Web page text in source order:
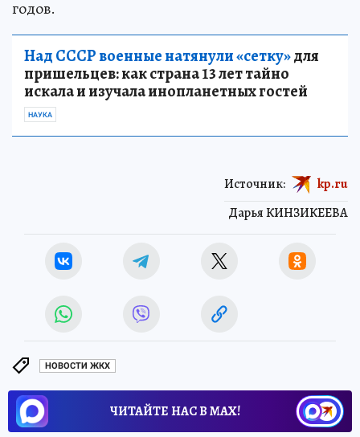
годов.
Над СССР военные натянули «сетку»для
пришельцев: как страна 13 лет тайно
искала и изучала инопланетных гостей
НАУКА
Дарья КИНЗИКЕЕВА
Источник: kp.ru
НОВОСТИ ЖКХ
ЧИТАЙТЕ НАС В МАХ!